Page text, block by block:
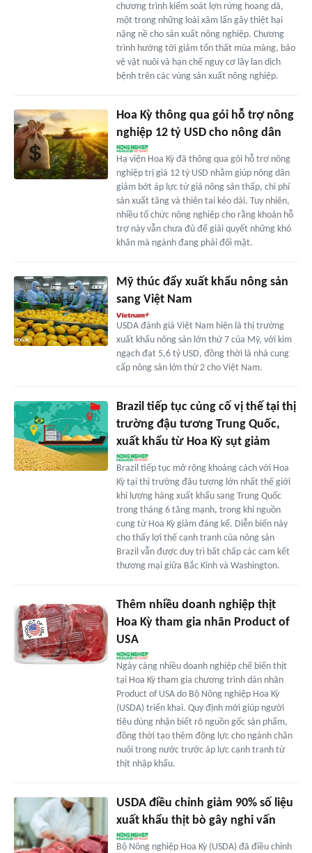
chương trình kiểm soát lợn rừng hoang dã,
một trong những loài xâm lấn gây thiệt hại
nặng nề cho sản xuất nông nghiệp. Chương
trình hướng tới giảm tổn thất mùa màng, bảo
vệ vật nuôi và hạn chế nguy cơ lây lan dịch
bệnh trên các vùng sản xuất nông nghiệp.
Hoa Kỳ thông qua gói hỗ trợ nông
nghiệp 12 tỷ USD cho nông dân
Hạ viện Hoa Kỳ đã thông qua gói hỗ trợ nông
nghiệp trị giá 12 tỷ USD nhằm giúp nông dân
giảm bớt áp lực từ giá nông sản thấp, chi phí
sản xuất tăng và thiên tai kéo dài. Tuy nhiên,
nhiều tổ chức nông nghiệp cho rằng khoản hỗ
trợ này vẫn chưa đủ để giải quyết những khó
khăn mà ngành đang phải đối mặt.
Mỹ thúc đẩy xuất khẩu nông sản
sang Việt Nam
USDA đánh giá Việt Nam hiện là thị trường
xuất khẩu nông sản lớn thứ 7 của Mỹ, với kim
ngạch đạt 5,6 tỷ USD, đồng thời là nhà cung
cấp nông sản lớn thứ 2 cho Việt Nam.
Brazil tiếp tục củng cố vị thế tại thị
trường đậu tương Trung Quốc,
xuất khẩu từ Hoa Kỳ sụt giảm
Brazil tiếp tục mở rộng khoảng cách với Hoa
Kỳ tại thị trường đậu tương lớn nhất thế giới
khi lượng hàng xuất khẩu sang Trung Quốc
trong tháng 6 tăng mạnh, trong khi nguồn
cung từ Hoa Kỳ giảm đáng kể. Diễn biến này
cho thấy lợi thế cạnh tranh của nông sản
Brazil vẫn được duy trì bất chấp các cam kết
thương mại giữa Bắc Kinh và Washington.
Thêm nhiều doanh nghiệp thịt
Hoa Kỳ tham gia nhãn Product of
USA
Ngày càng nhiều doanh nghiệp chế biến thịt
tại Hoa Kỳ tham gia chương trình dán nhãn
Product of USA do Bộ Nông nghiệp Hoa Kỳ
(USDA) triển khai. Quy định mới giúp người
tiêu dùng nhận biết rõ nguồn gốc sản phẩm,
đồng thời tạo thêm động lực cho ngành chăn
nuôi trong nước trước áp lực cạnh tranh từ
thịt nhập khẩu.
USDA điều chỉnh giảm 90% số liệu
xuất khẩu thịt bò gây nghi vấn
Bộ Nông nghiệp Hoa Kỳ (USDA) đã điều chỉnh